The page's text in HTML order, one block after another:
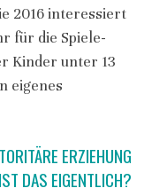
2016 interessiert
für die Spiele-
Kinder unter 13
eigenes
ERZIEHUNG
DAS EIGENTLICH?